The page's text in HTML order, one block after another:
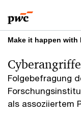
to
content
to
footer
Make it happen with
Folgebefragung
als assoziiertem